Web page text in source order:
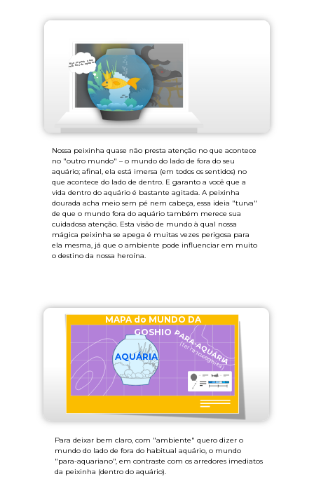
Nossa peixinha quase não presta atenção no que acontece
no "outro mundo" – o mundo do lado de fora do seu
aquário; afinal, ela está imersa (em todos os sentidos) no
que acontece do lado de dentro. E garanto a você que a
vida dentro do aquário é bastante agitada. A peixinha
dourada acha meio sem pé nem cabeça, essa ideia "turva"
de que o mundo fora do aquário também merece sua
cuidadosa atenção. Esta visão de mundo à qual nossa
mágica peixinha se apega é muitas vezes perigosa para
ela mesma, já que o ambiente pode influenciar em muito
o destino da nossa heroína.
Para deixar bem claro, com "ambiente" quero dizer o
mundo do lado de fora do habitual aquário, o mundo
"para-aquariano", em contraste com os arredores imediatos
da peixinha (dentro do aquário).
AQUÁRIA PARA-AQUÁRIA
(terra incognita)
MAPA do MUNDO DA
GOSHIO